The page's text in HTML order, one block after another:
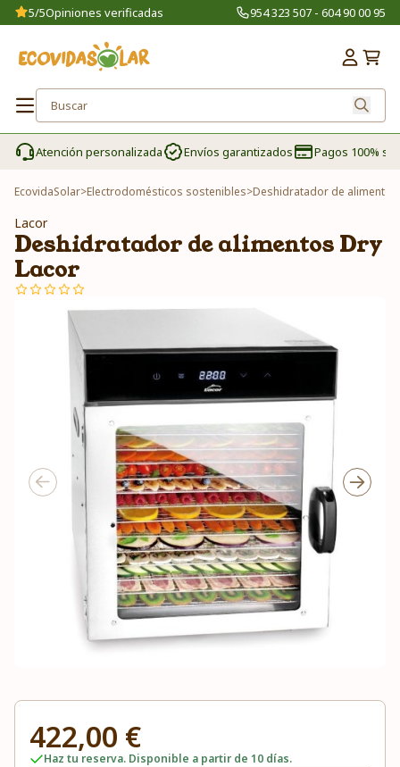
5/5Opiniones verificadas 954 323 507 - 604 90 00 95
Atención personalizada Envíos garantizados Pagos 100%
EcovidaSolar>Electrodomésticos sostenibles>Deshidratador de alimentos
Lacor
Deshidratador de alimentos Dry
Lacor
422,00 €
Haz tu reserva. Disponible a partir de 10 días.